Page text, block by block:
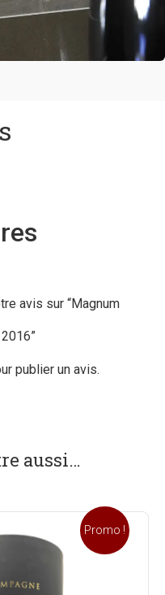
avis sur “Magnum
publier un avis.
aussi…
Promo !